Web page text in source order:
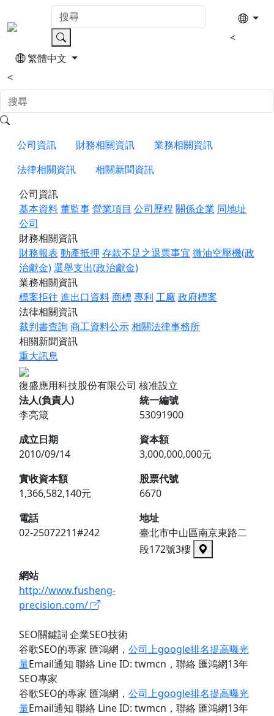
<
繁體中文
<
公司資訊 財務相關資訊
業務相關資訊
法律相關資訊
相關新聞資訊
公司資訊
基本資料董監事營業項目 公司歷程 關係企業 同地址
公司
財務相關資訊
財務報表 動產抵押 存款不足之退票事宜 微油空壓機(政
治獻金)選舉支出(政治獻金)
業務相關資訊
標案拒往 進出口資料商標專利 工廠 政府標案
法律相關資訊
裁判書查詢 商工資料公示相關法律事務所
相關新聞資訊
重大訊息
復盛應用科技股份有限公司 核准設立
法人(負責人)
李亮箴
統一編號
53091900
成立日期
2010/09/14
資本額
3,000,000,000元
實收資本額
1,366,582,140元
股票代號
6670
電話
02-25072211#242
地址
臺北市中山區南京東路二
段172號3樓
網站
http://www.fusheng-
precision.com/
SEO關鍵詞 企業SEO技術
谷歌SEO的專家 匯鴻網 ， 公司上google排名提高曝光
量Email通知 聯絡 Line ID: twmcn ，聯絡 匯鴻網13年
SEO專家
谷歌SEO的專家 匯鴻網 ， 公司上google排名提高曝光
量Email通知 聯絡 Line ID: twmcn ，聯絡 匯鴻網13年